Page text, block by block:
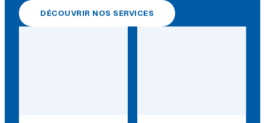
DÉCOUVRIR NOS SERVICES